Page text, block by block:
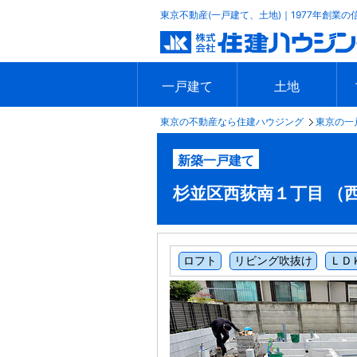
東京不動産(一戸建て、土地)｜1977年創業の
一戸建て
エリアで探す
沿線で探す
新築一戸建て
中古一戸建て
本日の新着物件
今週の新着物件
土地
エリアで探す
沿線で探す
本日の新着物件
今週の新着物件
東京の不動産なら住建ハウジング 東京の一
新築一戸建て
杉並区西荻南１丁目 （
ロフト リビング吹抜け ＬＤ